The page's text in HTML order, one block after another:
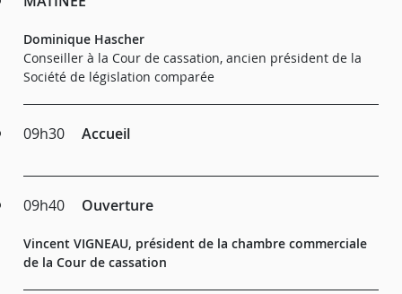
Dominique Hascher
Conseiller à la Cour de cassation, ancien président de la
Société de législation comparée
09h30 Accueil
09h40 Ouverture
Vincent VIGNEAU, président de la chambre commerciale
de la Cour de cassation